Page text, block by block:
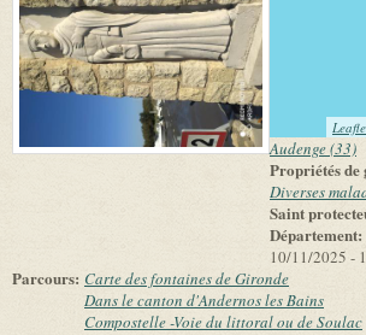
Audenge (33)
Propriétés de
Diverses
Saint
Département:
10/11/2025 -
Parcours: Carte des fontaines de Gironde
Dans le canton d'Andernos les Bains
Compostelle -Voie du littoral ou de Soulac